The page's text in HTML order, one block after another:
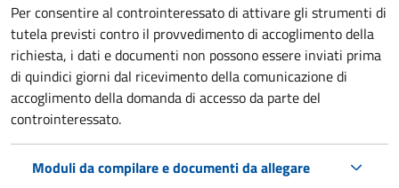
Per consentire al controinteressato di attivare gli strumenti di
tutela previsti contro il provvedimento di accoglimento della
richiesta, i dati e documenti non possono essere inviati prima
di quindici giorni dal ricevimento della comunicazione di
accoglimento della domanda di accesso da parte del
controinteressato.
Moduli da compilare e documenti da allegare